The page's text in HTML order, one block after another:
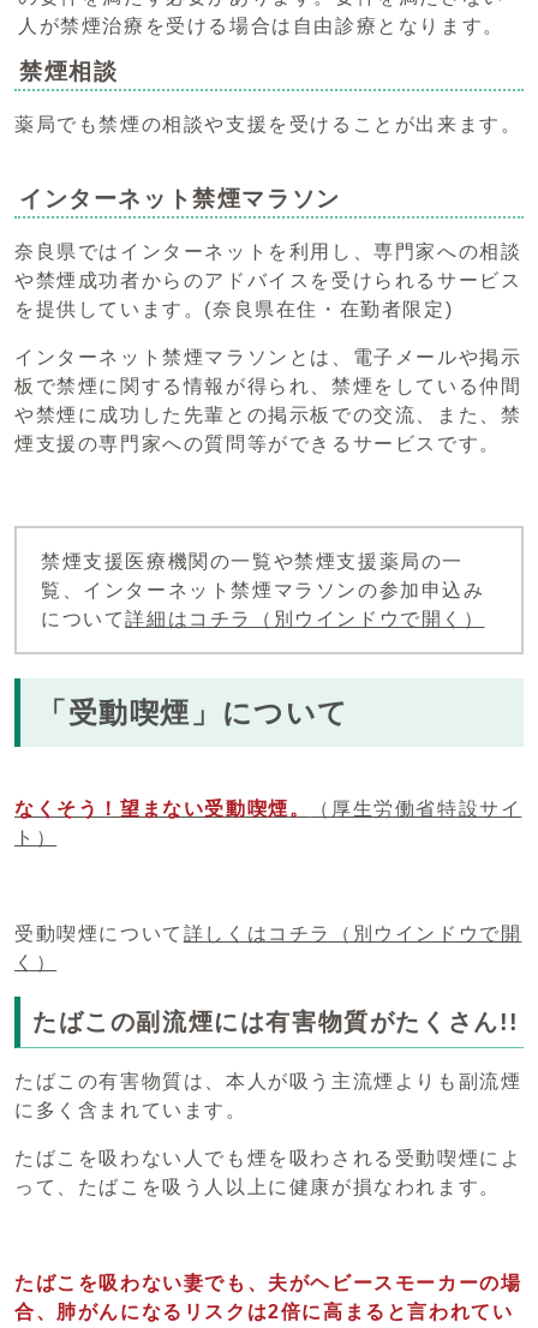
人が禁煙治療を受ける場合は自由診療となります。
禁煙相談
薬局でも禁煙の相談や支援を受けることが出来ます。
インターネット禁煙マラソン
奈良県ではインターネットを利用し、専門家への相談
や禁煙成功者からのアドバイスを受けられるサービス
を提供しています。(奈良県在住・在勤者限定)
インターネット禁煙マラソンとは、電子メールや掲示
板で禁煙に関する情報が得られ、禁煙をしている仲間
や禁煙に成功した先輩との掲示板での交流、また、禁
煙支援の専門家への質問等ができるサービスです。
禁煙支援医療機関の一覧や禁煙支援薬局の一
覧、インターネット禁煙マラソンの参加申込み
について詳細はコチラ （別ウインドウで開く）
「受動喫煙」について
なくそう！望まない受動喫煙。
（厚生労働省特設サイ
ト）
受動喫煙について 詳しくはコチラ
（別ウインドウで開
く）
たばこの副流煙には有害物質がたくさん!!
たばこの有害物質は、本人が吸う主流煙よりも副流煙
に多く含まれています。
たばこを吸わない人でも煙を吸わされる受動喫煙によ
って、たばこを吸う人以上に健康が損なわれます。
たばこを吸わない妻でも、夫がヘビースモーカーの場
合、肺がんになるリスクは2倍に高まると言われてい